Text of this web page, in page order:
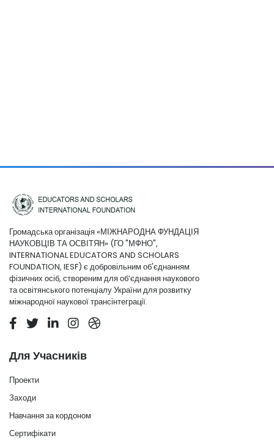
Громадська організація «МІЖНАРОДНА ФУНДАЦІЯ
НАУКОВЦІВ ТА ОСВІТЯН» (ГО "МФНО",
INTERNATIONAL EDUCATORS AND SCHOLARS
FOUNDATION, IESF) є добровільним об'єднанням
фізичних осіб, створеним для об’єднання наукового
та освітянського потенціалу України для розвитку
міжнародної наукової трансінтеграції.
Для Учасників
Проекти
Заходи
Навчання за кордоном
Сертифікати